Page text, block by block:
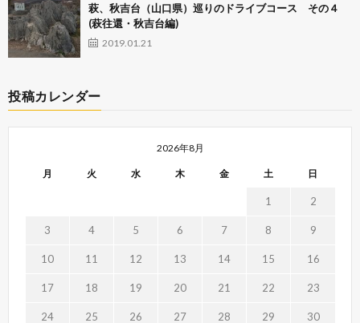
萩、秋吉台（山口県）巡りのドライブコース その４
(萩往還・秋吉台編)
2019.01.21
投稿カレンダー
2026年8月
月 火 水 木 金 土 日
1 2
3 4 5 6 7 8 9
10 11 12 13 14 15 16
17 18 19 20 21 22 23
24 25 26 27 28 29 30